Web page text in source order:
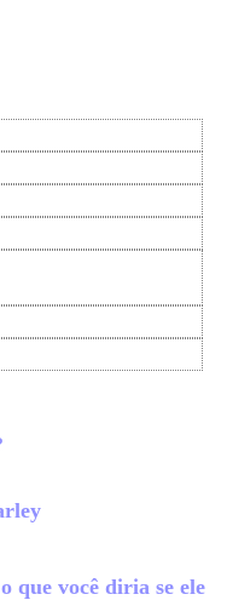
que você diria se ele